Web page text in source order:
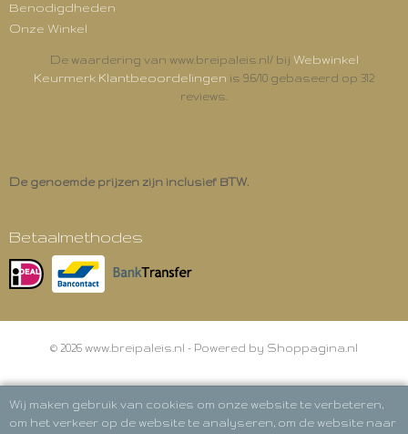
Benodigdheden
Onze Winkel
De waardering van www.breipaleis.nl/ bij Webwinkel
Keurmerk Klantbeoordelingen is 9.6/10 gebaseerd op 312
reviews.
De genoemde prijzen zijn inclusief BTW.
Betaalmethodes
© 2026 www.breipaleis.nl - Powered by Shoppagina.nl
Wij maken gebruik van cookies om onze website te verbeteren,
om het verkeer op de website te analyseren, om de website naar